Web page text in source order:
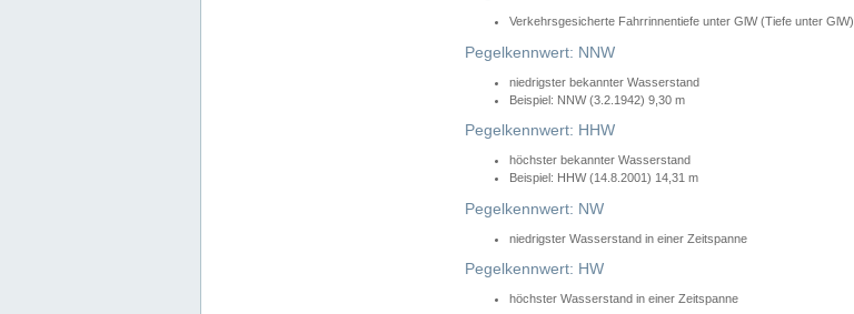
Verkehrsgesicherte Fahrrinnentiefe unter GlW (Tiefe unter GlW)
Pegelkennwert: NNW
niedrigster bekannter Wasserstand
Beispiel: NNW (3.2.1942) 9,30 m
Pegelkennwert: HHW
höchster bekannter Wasserstand
Beispiel: HHW (14.8.2001) 14,31 m
Pegelkennwert: NW
niedrigster Wasserstand in einer Zeitspanne
Pegelkennwert: HW
höchster Wasserstand in einer Zeitspanne